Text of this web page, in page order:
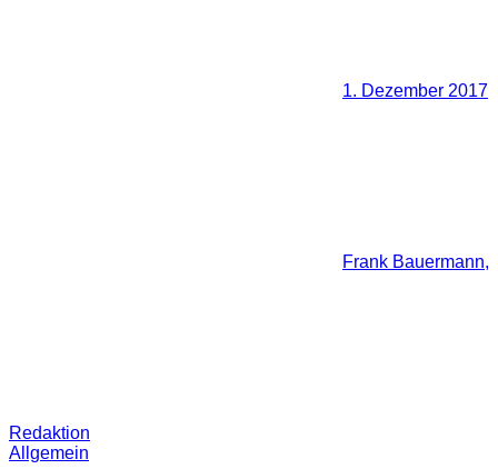
1. Dezember 2017
Frank Bauermann,
Redaktion
Allgemein